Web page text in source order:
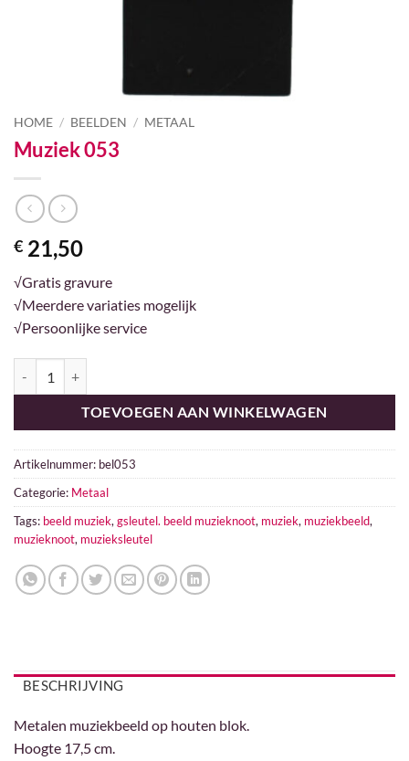
HOME / BEELDEN / METAAL
Muziek 053
€ 21,50
√Gratis gravure
√Meerdere variaties mogelijk
√Persoonlijke service
TOEVOEGEN AAN WINKELWAGEN
Artikelnummer: bel053
Categorie: Metaal
Tags: beeld muziek, gsleutel. beeld muzieknoot, muziek, muziekbeeld,
muzieknoot, muzieksleutel
BESCHRIJVING
Metalen muziekbeeld op houten blok.
Hoogte 17,5 cm.